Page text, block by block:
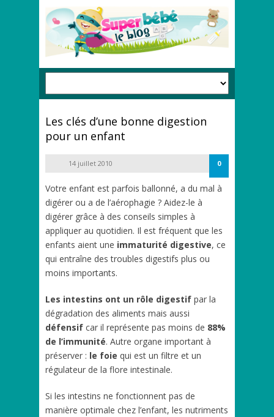
Les clés d’une bonne digestion
pour un enfant
14 juillet 2010 0
Votre enfant est parfois ballonné, a du mal à
digérer ou a de l’aérophagie ? Aidez-le à
digérer grâce à des conseils simples à
appliquer au quotidien. Il est fréquent que les
enfants aient une immaturité digestive, ce
qui entraîne des troubles digestifs plus ou
moins importants.
Les intestins ont un rôle digestif par la
dégradation des aliments mais aussi
défensif car il représente pas moins de 88%
de l’immunité. Autre organe important à
préserver : le foie qui est un filtre et un
régulateur de la flore intestinale.
Si les intestins ne fonctionnent pas de
manière optimale chez l’enfant, les nutriments